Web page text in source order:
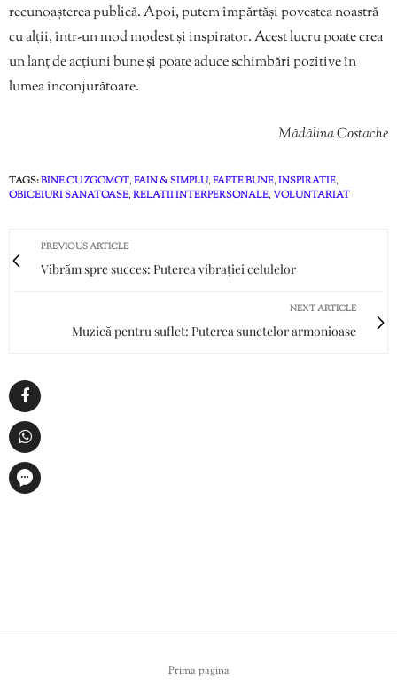
recunoașterea publică. Apoi, putem împărtăși povestea noastră
cu alții, într-un mod modest și inspirator. Acest lucru poate crea
un lanț de acțiuni bune și poate aduce schimbări pozitive în
lumea înconjurătoare.
Mădălina Costache
TAGS:BINE CU ZGOMOT,FAIN & SIMPLU,FAPTE BUNE,INSPIRATIE,
OBICEIURI SANATOASE,RELATII INTERPERSONALE,VOLUNTARIAT
PREVIOUS ARTICLE
Vibrăm spre succes: Puterea vibrației celulelor
NEXT ARTICLE
Muzică pentru suflet: Puterea sunetelor armonioase
Prima pagina